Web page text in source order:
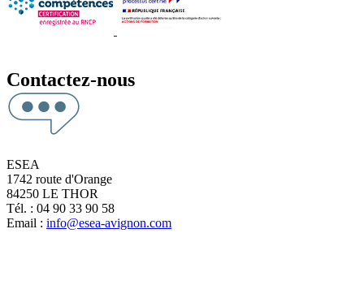
Contactez-nous
ESEA
1742 route d'Orange
84250 LE THOR
Tél. : 04 90 33 90 58
Email : info@esea-avignon.com